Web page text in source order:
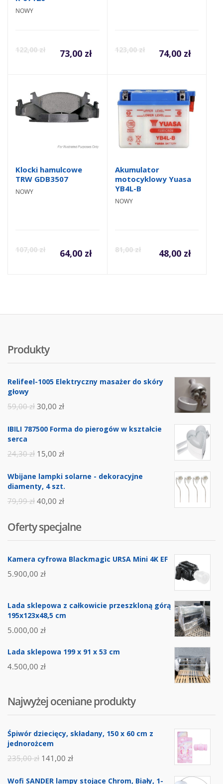
NOWY
122,00zł 73,00 zł 123,00zł 74,00 zł
Klocki hamulcowe
TRW GDB3507
NOWY
107,00zł 64,00 zł
Akumulator
motocyklowy Yuasa
YB4L-B
NOWY
81,00zł 48,00 zł
Produkty
Relifeel-1005 Elektryczny masażer do skóry
głowy
59,00zł 30,00 zł
IBILI 787500 Forma do pierogów w kształcie
serca
24,30zł 15,00 zł
Wbijane lampki solarne - dekoracyjne
diamenty, 4 szt.
79,99zł 40,00 zł
Oferty specjalne
Kamera cyfrowa Blackmagic URSA Mini 4K EF
5.900,00 zł
Lada sklepowa z całkowicie przeszkloną górą
195x123x48,5 cm
5.000,00 zł
Lada sklepowa 199 x 91 x 53 cm
4.500,00 zł
Najwyżej oceniane produkty
Śpiwór dziecięcy, składany, 150 x 60 cm z
jednorożcem
235,00zł 141,00 zł
Wofi SANDER lampy stojące Chrom, Biały, 1-